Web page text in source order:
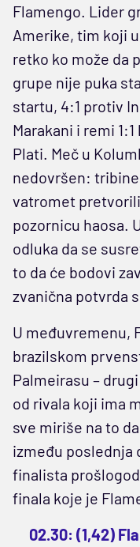
Flamengo. Lider
Amerike, tim koji
retko ko može da
grupe nije puka
startu, 4:1 protiv
Marakani i remi
Plati. Meč u
nedovršen:
vatromet
pozornicu haosa.
odluka da se
to da će bodovi
zvanična potvrda
U međuvremenu,
brazilskom
Palmeirasu –
od rivala koji ima
sve miriše na to
između poslednja
finalista
finala koje je
02.30: (1,42)